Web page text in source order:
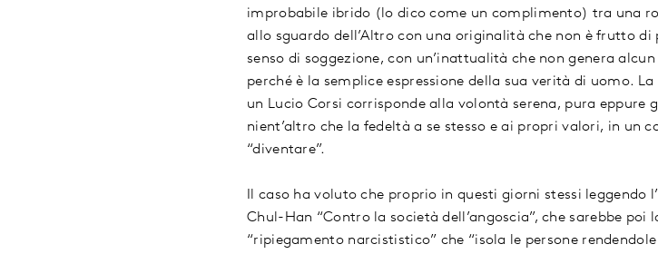
improbabile ibrido (lo dico come un complimento) tra una
allo sguardo dell’Altro con una originalità che non è frutto
senso di soggezione, con un’inattualità che non genera
perché è la semplice espressione della sua verità di uomo.
un Lucio Corsi corrisponde alla volontà serena, pura
nient’altro che la fedeltà a se stesso e ai propri valori, in un
“diventare”.
Il caso ha voluto che proprio in questi giorni stessi
Chul-Han “Contro la società dell’angoscia”, che sarebbe
“ripiegamento narcististico” che “isola le persone